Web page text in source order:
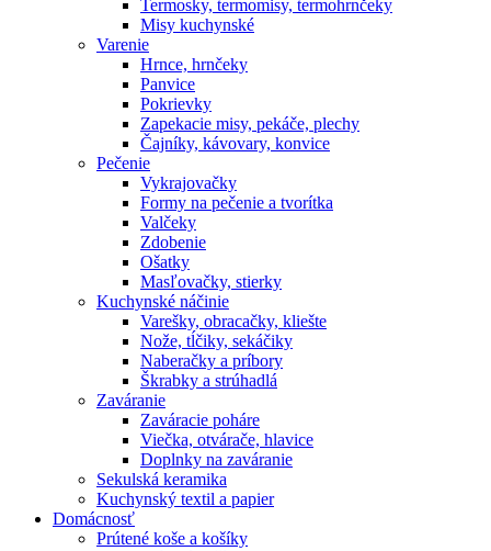
Termosky, termomisy, termohrnčeky
Misy kuchynské
Varenie
Hrnce, hrnčeky
Panvice
Pokrievky
Zapekacie misy, pekáče, plechy
Čajníky, kávovary, konvice
Pečenie
Vykrajovačky
Formy na pečenie a tvorítka
Valčeky
Zdobenie
Ošatky
Masľovačky, stierky
Kuchynské náčinie
Varešky, obracačky, kliešte
Nože, tĺčiky, sekáčiky
Naberačky a príbory
Škrabky a strúhadlá
Zaváranie
Zaváracie poháre
Viečka, otvárače, hlavice
Doplnky na zaváranie
Sekulská keramika
Kuchynský textil a papier
Domácnosť
Prútené koše a košíky